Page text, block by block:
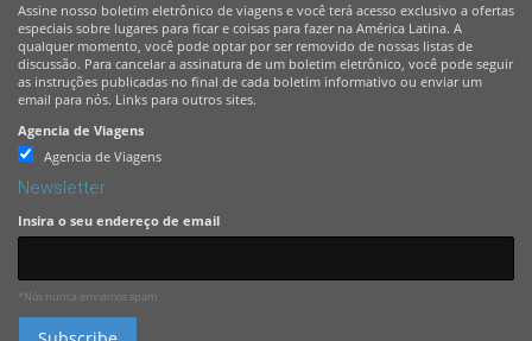
Assine nosso boletim eletrônico de viagens e você terá acesso exclusivo a ofertas
especiais sobre lugares para ficar e coisas para fazer na América Latina. A
qualquer momento, você pode optar por ser removido de nossas listas de
discussão. Para cancelar a assinatura de um boletim eletrônico, você pode seguir
as instruções publicadas no final de cada boletim informativo ou enviar um
email para nós. Links para outros sites.
Agencia de Viagens
Agencia de Viagens
Newsletter
Insira o seu endereço de email
*Nós nunca enviamos spam